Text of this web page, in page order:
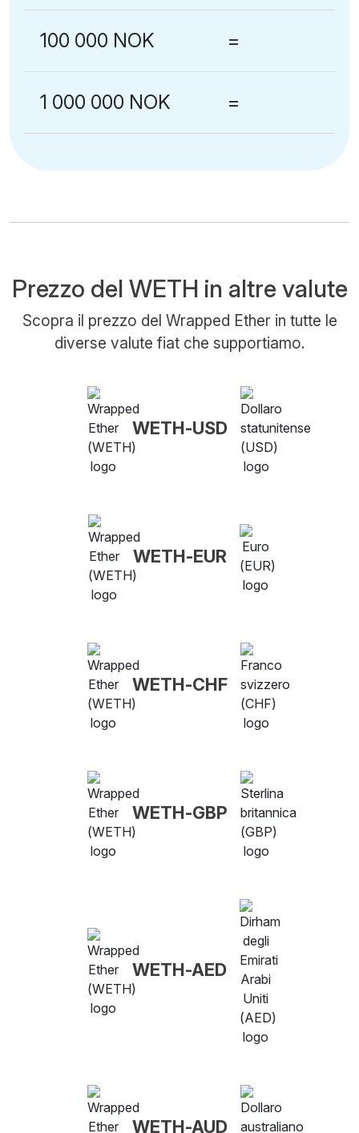
100 000 NOK =
1 000 000 NOK =
Prezzo del WETH in altre valute
Scopra il prezzo del Wrapped Ether in tutte le
diverse valute fiat che supportiamo.
WETH-USD
WETH-EUR
WETH-CHF
WETH-GBP
WETH-AED
WETH-AUD